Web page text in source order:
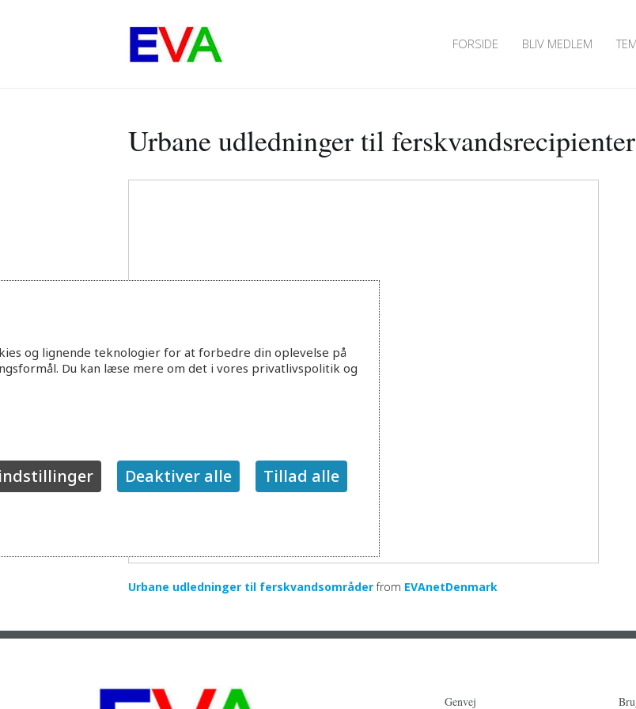
FORSIDE BLIV MEDLEM
Urbane udledninger til
Urbane udledninger til ferskvandsområder from EVAnetDenmark
Genvej
og lignende teknologier for at forbedre din oplevelse på
Du kan læse mere om det i vores privatlivspolitik og
Deaktiver alle Tillad alle